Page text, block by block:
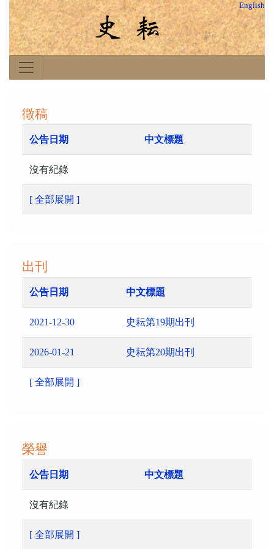
English
徵稿
公告日期 中文標題
沒有紀錄
[ 全部展開 ]
出刊
公告日期 中文標題
2021-12-30 史耘第19期出刊
2026-01-21 史耘第20期出刊
[ 全部展開 ]
榮譽
公告日期 中文標題
沒有紀錄
[ 全部展開 ]